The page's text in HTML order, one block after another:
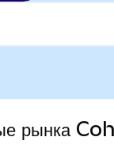
рынка